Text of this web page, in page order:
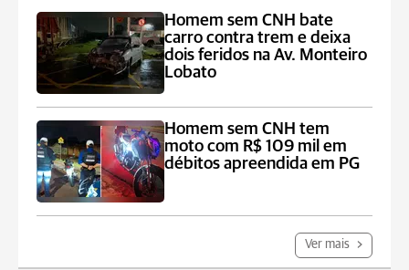
Homem sem CNH bate
carro contra trem e deixa
dois feridos na Av. Monteiro
Lobato
Homem sem CNH tem
moto com R$ 109 mil em
débitos apreendida em PG
Ver mais